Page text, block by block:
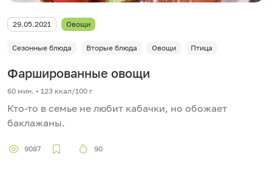
29.05.2021 Овощи
Сезонные блюда Вторые блюда Овощи Птица
Фаршированные овощи
60 мин. • 123 ккал/100 г
Кто-то в семье не любит кабачки, но обожает
баклажаны.
9087 90